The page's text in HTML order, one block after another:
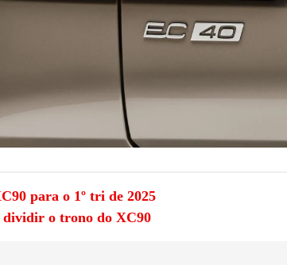
para o 1º tri de 2025
dividir o trono do XC90